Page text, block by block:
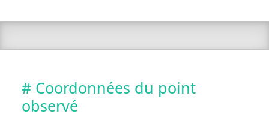
# Coordonnées du point
observé